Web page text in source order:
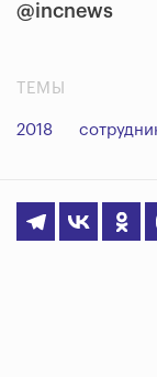
@incnews
ТЕМЫ
2018